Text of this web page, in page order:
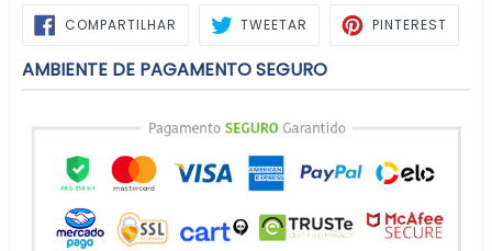
COMPARTILHAR COMPARTILHAR
TWEETAR TWEETARPINTERESTPIN
AMBIENTE DE PAGAMENTO SEGURO